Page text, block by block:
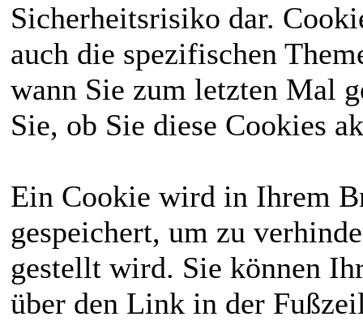
Sicherheitsrisiko dar.
auch die spezifischen
wann Sie zum letzten Mal
Sie, ob Sie diese Cookies
Ein Cookie wird in Ihrem
gespeichert, um zu
gestellt wird. Sie können
über den Link in der